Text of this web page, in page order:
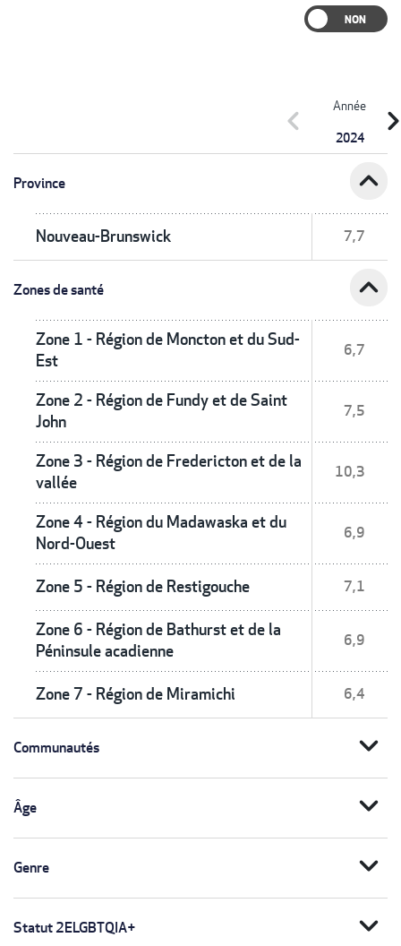
Année
2024
chevron_left
Province expand_less
Nouveau-Brunswick 7,7
Zones de santé expand_less
Zone 1 - Région de Moncton et du Sud-
Est
6,7
Zone 2 - Région de Fundy et de Saint
John
7,5
Zone 3 - Région de Fredericton et de la
vallée
10,3
Zone 4 - Région du Madawaska et du
Nord-Ouest
6,9
Zone 5 - Région de Restigouche 7,1
Zone 6 - Région de Bathurst et de la
Péninsule acadienne
6,9
Zone 7 - Région de Miramichi 6,4
Communautés expand_more
Âge expand_more
Genre expand_more
Statut 2ELGBTQIA+ expand_more